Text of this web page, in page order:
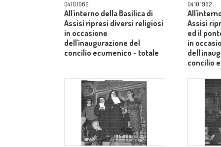
04.10.1962
All'interno della Basilica di
Assisi ripresi diversi religiosi
in occasione
dell'inaugurazione del
concilio ecumenico - totale
04.10.1962
Assisi
ed il
in
concilio